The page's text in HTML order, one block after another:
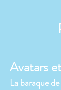
Avatars
La baraque